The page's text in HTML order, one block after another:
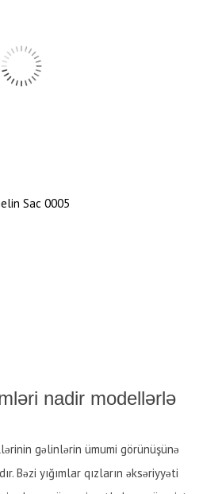
Sac 0005
nadir modellərlə
gəlinlərin ümumi görünüşünə
Bəzi yığımlar qızların əksəriyyəti